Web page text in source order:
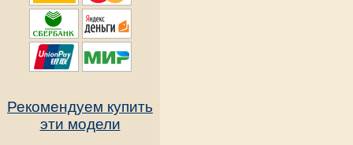
Рекомендуем купить
эти модели